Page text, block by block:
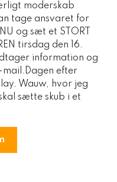
moderskab
tage ansvaret for
og sæt et STORT
tirsdag den 16.
information og
efter
Wauw, hvor jeg
sætte skub i et